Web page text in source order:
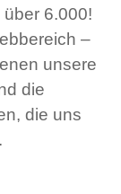
6.000!
–
unsere
die
die uns